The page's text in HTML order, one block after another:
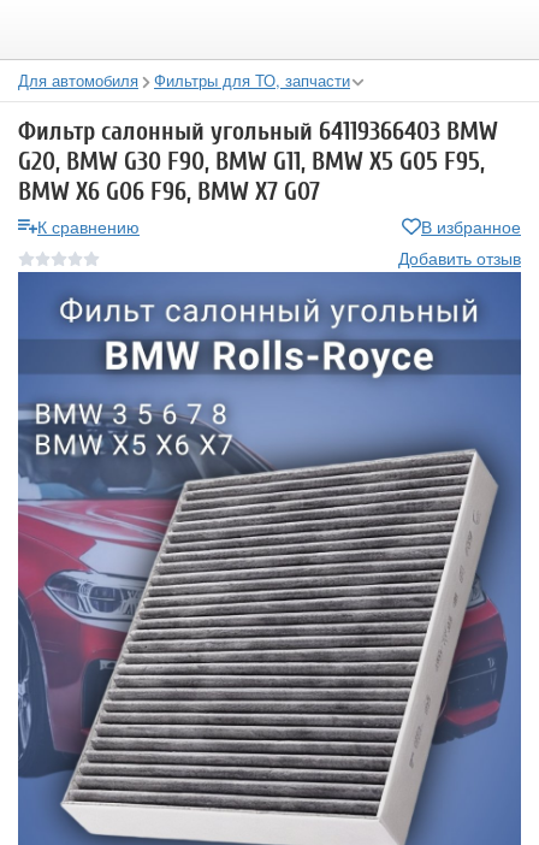
Для автомобиля Фильтры для ТО, запчасти
Фильтр салонный угольный 64119366403 BMW
G20, BMW G30 F90, BMW G11, BMW X5 G05 F95,
BMW X6 G06 F96, BMW X7 G07
К сравнению
В избранное
Добавить отзыв